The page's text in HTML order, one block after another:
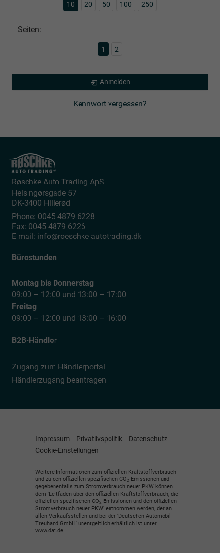
10 20 50 100 250
Seiten:
1 2
Anmelden
Kennwort vergessen?
Røschke Auto Trading ApS
Helsingørsgade 57
DK-3400 Hillerød
Phone: 0045 4879 6228
Fax: 0045 4879 6226
E-mail: info@roeschke-autotrading.dk
Bürostunden
Montag bis Donnerstag
09:00 – 12:00 und 13:00 – 17:00
Freitag
09:00 – 12:00 und 13:00 – 16:00
B2B-Händler
Zugang zum Händlerportal
Händlerzugang beantragen
Impressum Privatlivspolitik
Datenschutz
Cookie-Einstellungen
Weitere Informationen zum offiziellen Kraftstoffverbrauch
und zu den offiziellen spezifischen CO2-Emissionen und
gegebenenfalls zum Stromverbrauch neuer PKW können
dem 'Leitfaden über den offiziellen Kraftstoffverbrauch, die
offiziellen spezifischen CO2-Emissionen und den offiziellen
Stromverbrauch neuer PKW' entnommen werden, der an
allen Verkaufsstellen und bei der 'Deutschen Automobil
Treuhand GmbH' unentgeltlich erhältlich ist unter
www.dat.de.